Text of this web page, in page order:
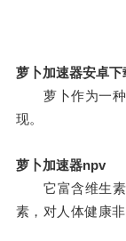
萝卜加速器安卓下
萝卜作为一种
现。
萝卜加速器npv
它富含维生素
素，对人体健康非